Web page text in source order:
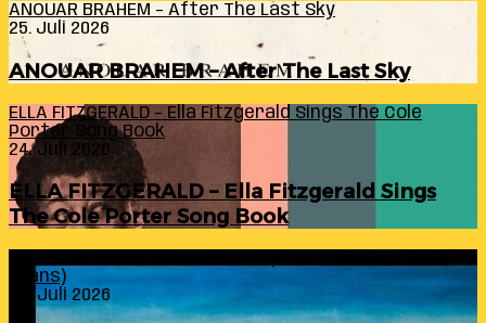
ANOUAR BRAHEM – After The Last Sky
25. Juli 2026
ANOUAR BRAHEM – After The Last Sky
ELLA FITZGERALD – Ella Fitzgerald Sings The Cole
Porter Song Book
24. Juli 2026
ELLA FITZGERALD – Ella Fitzgerald Sings
The Cole Porter Song Book
Evans)
24. Juli 2026